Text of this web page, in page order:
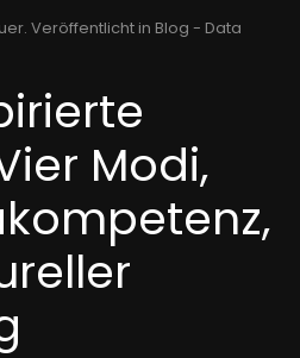
Veröffentlicht in Blog - Data
Modi,